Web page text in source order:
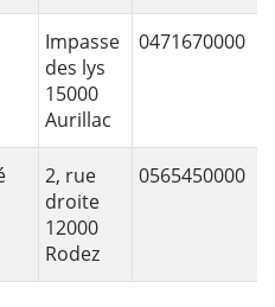
Impasse
des lys
15000
Aurillac
0471670000
2, rue
droite
12000
Rodez
0565450000